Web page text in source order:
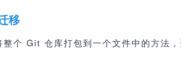
移
整个 Git 仓库打包到一个文件中的方法